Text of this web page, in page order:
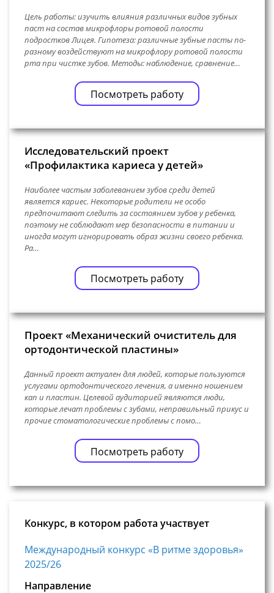
Цель работы: изучить влияния различных видов зубных
паст на состав микрофлоры ротовой полости
подростков Лицея. Гипотеза: различные зубные пасты по-
разному воздействуют на микрофлору ротовой полости
рта при чистке зубов. Методы: наблюдение, сравнение…
Посмотреть работу
Исследовательский проект
«Профилактика кариеса у детей»
Наиболее частым заболеванием зубов среди детей
является кариес. Некоторые родители не особо
предпочитают следить за состоянием зубов у ребенка,
поэтому не соблюдают мер безопасности в питании и
иногда могут игнорировать образ жизни своего ребенка.
Ра…
Посмотреть работу
Проект «Механический очиститель для
ортодонтической пластины»
Данный проект актуален для людей, которые пользуются
услугами ортодонтического лечения, а именно ношением
кап и пластин. Целевой аудиторией являются люди,
которые лечат проблемы с зубами, неправильный прикус и
прочие стоматологические проблемы с помо…
Посмотреть работу
Конкурс, в котором работа участвует
Международный конкурс «В ритме здоровья»
2025/26
Направление